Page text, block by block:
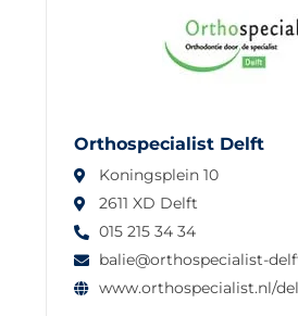
Orthospecialist Delft
Koningsplein 10
2611 XD Delft
015 215 34 34
balie@orthospecialist-
www.orthospecialist.nl/